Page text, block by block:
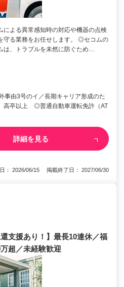
による異常感知時の対応や機器の点検
守る業務をお任せします。 ◎セコムの
は、トラブルを未然に防ぐため…
事由3号のイ／長期キャリア形成のた
高卒以上 ◎普通自動車運転免許（AT
詳細を見る
： 2026/06/15 掲載終了日： 2027/06/30
支援あり！】最長10連休／福
超／未経験歓迎